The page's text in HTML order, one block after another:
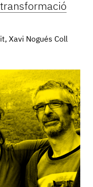
Xavi Nogués Coll